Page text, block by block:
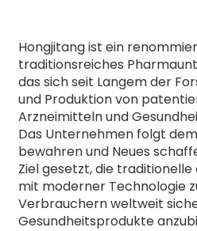
Hongjitang ist ein
traditionsreiches
das sich seit Langem der
und Produktion von
Arzneimitteln und
Das Unternehmen folgt
bewahren und Neues
Ziel gesetzt, die traditionelle
mit moderner Technologie
Verbrauchern weltweit
Gesundheitsprodukte